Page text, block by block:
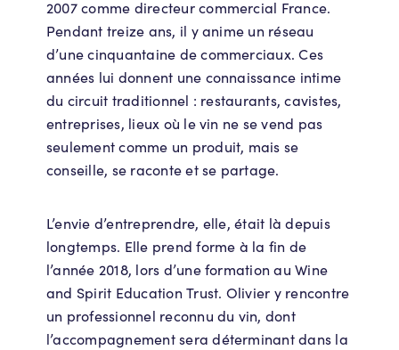
2007 comme directeur commercial France.
Pendant treize ans, il y anime un réseau
d’une cinquantaine de commerciaux. Ces
années lui donnent une connaissance intime
du circuit traditionnel : restaurants, cavistes,
entreprises, lieux où le vin ne se vend pas
seulement comme un produit, mais se
conseille, se raconte et se partage.
L’envie d’entreprendre, elle, était là depuis
longtemps. Elle prend forme à la fin de
l’année 2018, lors d’une formation au Wine
and Spirit Education Trust. Olivier y rencontre
un professionnel reconnu du vin, dont
l’accompagnement sera déterminant dans la